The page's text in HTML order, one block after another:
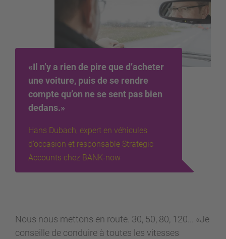
«Il n’y a rien de pire que d’acheter
une voiture, puis de se rendre
compte qu’on ne se sent pas bien
dedans.»
Hans Dubach, expert en véhicules
d’occasion et responsable Strategic
Accounts chez BANK-now
Nous nous mettons en route. 30, 50, 80, 120... «Je
conseille de conduire à toutes les vitesses